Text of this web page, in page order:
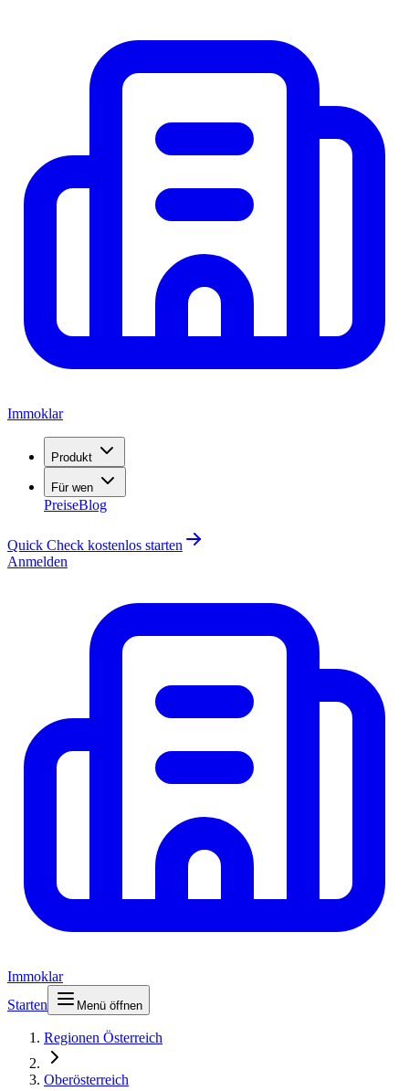
Immoklar
Produkt
Für wen
PreiseBlog
Quick Check kostenlos starten
Anmelden
Immoklar
Starten
Menü öffnen
Regionen Österreich
Oberösterreich